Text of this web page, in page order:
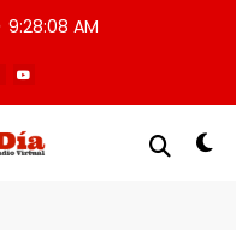
9:28:09 AM